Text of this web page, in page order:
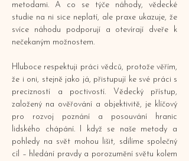
metodami. A co se týče náhody, vědecké
studie na ni sice neplatí, ale praxe ukazuje, že
svíce náhodu podporují a otevírají dveře k
nečekaným možnostem.
Hluboce respektuji práci vědců, protože věřím,
že i oni, stejně jako já, přistupují ke své práci s
precizností a poctivostí. Vědecký přístup,
založený na ověřování a objektivitě, je klíčový
pro rozvoj poznání a posouvání hranic
lidského chápání. I když se naše metody a
pohledy na svět mohou lišit, sdílíme společný
cíl – hledání pravdy a porozumění světu kolem